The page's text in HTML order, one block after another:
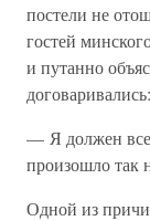
постели не
гостей
и путанно
договаривались:
— Я должен
произошло
Одной из